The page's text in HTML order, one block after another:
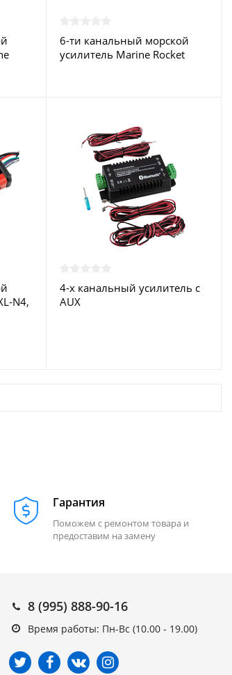
6-ти канальный морской
усилитель Marine Rocket
N4,
4-х канальный усилитель с
AUX
Гарантия
Поможем с ремонтом товара и
предоставим на замену
8 (995) 888-90-16
Время работы: Пн-Вс (10.00 - 19.00)